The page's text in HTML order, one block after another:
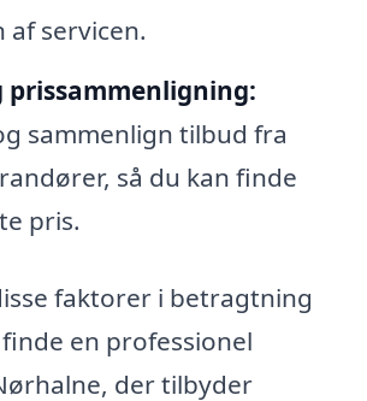
af servicen.
prissammenligning:
sammenlign tilbud fra
så du kan finde
pris.
faktorer i betragtning
en professionel
der tilbyder